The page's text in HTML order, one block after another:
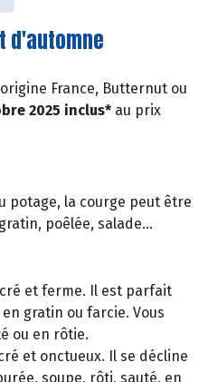
d'automne
France, Butternut ou
2025 inclus* au prix
potage, la courge peut être
poêlée, salade...
et ferme. Il est parfait
gratin ou farcie. Vous
ou en rôtie.
et onctueux. Il se décline
soupe, rôti, sauté, en